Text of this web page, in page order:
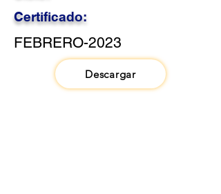
Certificado:
FEBRERO-2023
Descargar